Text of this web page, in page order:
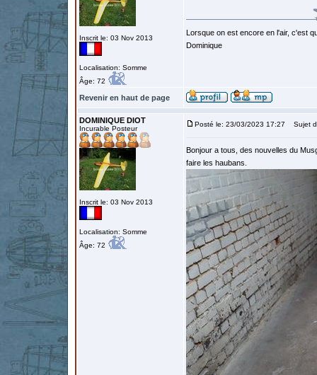
Inscrit le: 03 Nov 2013
Localisation: Somme
Âge: 72
Lorsque on est encore en l'air, c'est
Dominique
Revenir en haut de page
DOMINIQUE DIOT
Incurable Posteur
Inscrit le: 03 Nov 2013
Localisation: Somme
Âge: 72
Posté le: 23/03/2023 17:27 Sujet
Bonjour a tous, des nouvelles du
faire les haubans.